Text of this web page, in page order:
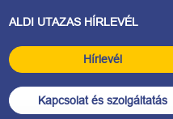
ALDI UTAZAS HÍRLEVÉL
Hírlevél
Kapcsolat és szolgáltatás